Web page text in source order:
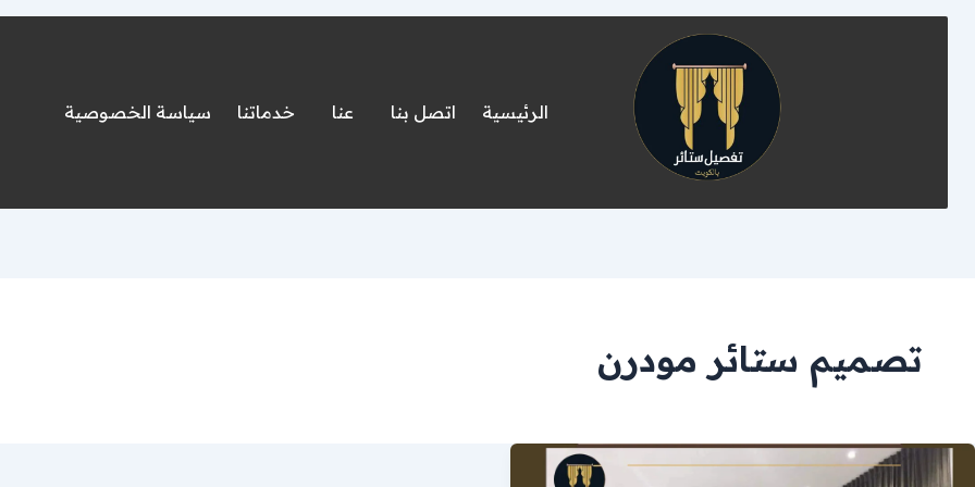
الرئيسية اتصل بنا عنا خدماتنا سياسة الخصوصية
تصميم ستائر مودرن